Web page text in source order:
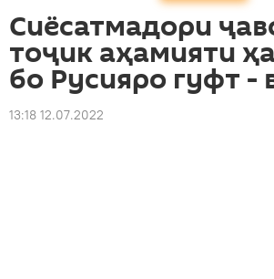
Сиёсатмадори
тоҷик аҳамияти
бо Русияро гуфт -
13:18 12.07.2022